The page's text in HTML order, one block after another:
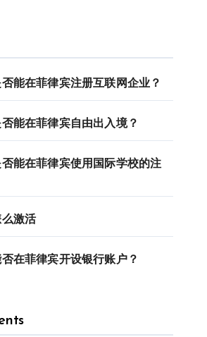
能在菲律宾注册互联网企业？
能在菲律宾自由出入境？
能在菲律宾使用国际学校的注
么激活
在菲律宾开设银行账户？